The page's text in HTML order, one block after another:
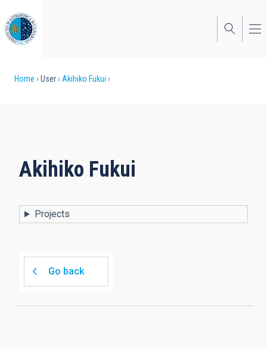
to
main
content
Breadcrumb
Home User Akihiko Fukui
Akihiko Fukui
Projects
Go back